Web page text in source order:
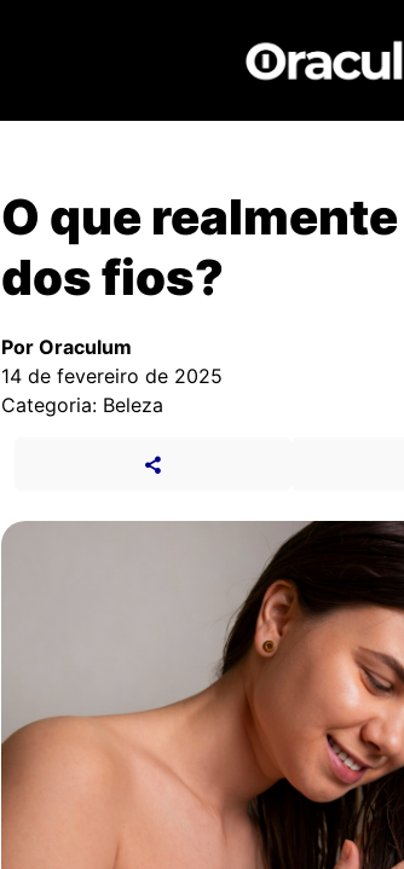
O que
dos fios?
Por Oraculum
14 de fevereiro de 2025
Categoria: Beleza